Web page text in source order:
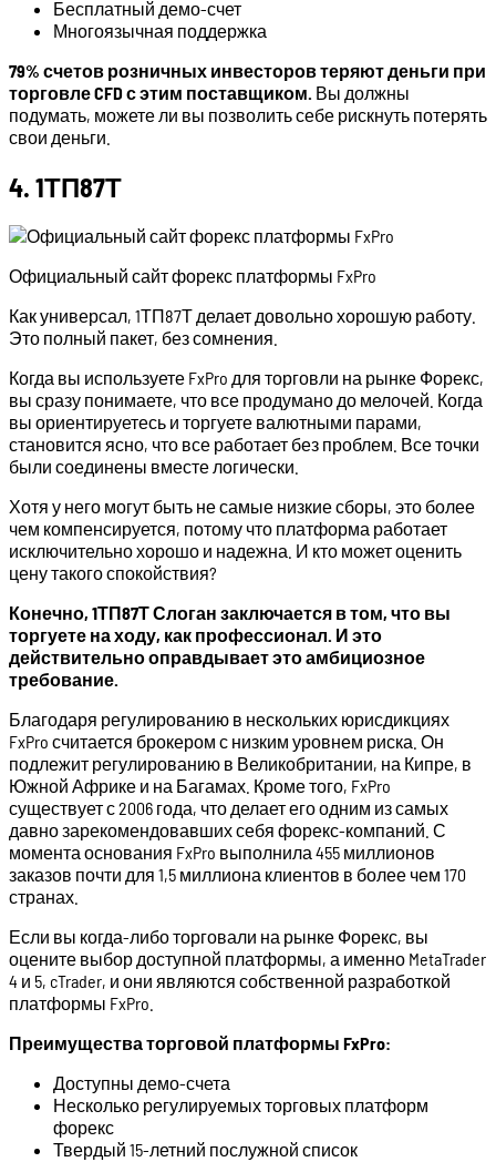
Бесплатный демо-счет
Многоязычная поддержка
79% счетов розничных инвесторов теряют деньги при
торговле CFD с этим поставщиком. Вы должны
подумать, можете ли вы позволить себе рискнуть потерять
свои деньги.
4. 1ТП87Т
Официальный сайт форекс платформы FxPro
Как универсал, 1ТП87Т делает довольно хорошую работу.
Это полный пакет, без сомнения.
Когда вы используете FxPro для торговли на рынке Форекс,
вы сразу понимаете, что все продумано до мелочей. Когда
вы ориентируетесь и торгуете валютными парами,
становится ясно, что все работает без проблем. Все точки
были соединены вместе логически.
Хотя у него могут быть не самые низкие сборы, это более
чем компенсируется, потому что платформа работает
исключительно хорошо и надежна. И кто может оценить
цену такого спокойствия?
Конечно, 1ТП87Т Слоган заключается в том, что вы
торгуете на ходу, как профессионал. И это
действительно оправдывает это амбициозное
требование.
Благодаря регулированию в нескольких юрисдикциях
FxPro считается брокером с низким уровнем риска. Он
подлежит регулированию в Великобритании, на Кипре, в
Южной Африке и на Багамах. Кроме того, FxPro
существует с 2006 года, что делает его одним из самых
давно зарекомендовавших себя форекс-компаний. С
момента основания FxPro выполнила 455 миллионов
заказов почти для 1,5 миллиона клиентов в более чем 170
странах.
Если вы когда-либо торговали на рынке Форекс, вы
оцените выбор доступной платформы, а именно MetaTrader
4 и 5, cTrader, и они являются собственной разработкой
платформы FxPro.
Преимущества торговой платформы FxPro:
Доступны демо-счета
Несколько регулируемых торговых платформ
форекс
Твердый 15-летний послужной список